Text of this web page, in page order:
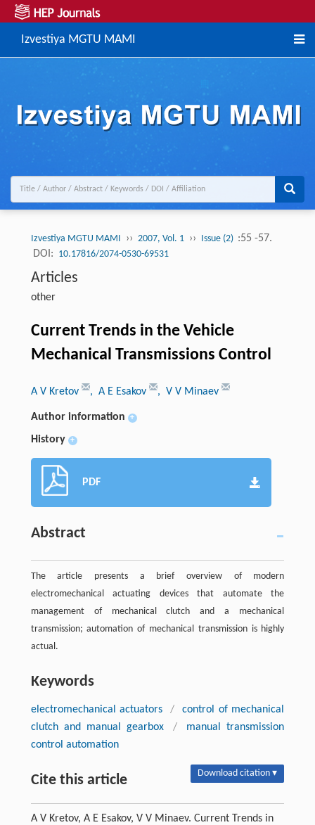
Izvestiya MGTU MAMI
Izvestiya MGTU MAMI ›› 2007, Vol. 1 ›› Issue (2) :55 -57.
DOI: 10.17816/2074-0530-69531
Articles
other
Current Trends in the Vehicle
Mechanical Transmissions Control
A V Kretov , A E Esakov , V V Minaev
Author information +
History +
PDF
Abstract
The article presents a brief overview of modern
electromechanical actuating devices that automate the
management of mechanical clutch and a mechanical
transmission; automation of mechanical transmission is highly
actual.
Keywords
electromechanical actuators /
control of mechanical
clutch and manual gearbox
/
manual transmission
control automation
Cite this article Download citation ▾
A V Kretov, A E Esakov, V V Minaev. Current Trends in